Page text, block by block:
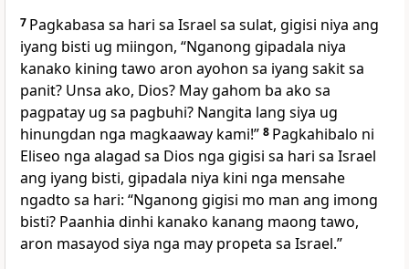
7 Pagkabasa sa hari sa Israel sa sulat, gigisi niya ang
iyang bisti ug miingon, “Nganong gipadala niya
kanako kining tawo aron ayohon sa iyang sakit sa
panit? Unsa ako, Dios? May gahom ba ako sa
pagpatay ug sa pagbuhi? Nangita lang siya ug
hinungdan nga magkaaway kami!” 8 Pagkahibalo ni
Eliseo nga alagad sa Dios nga gigisi sa hari sa Israel
ang iyang bisti, gipadala niya kini nga mensahe
ngadto sa hari: “Nganong gigisi mo man ang imong
bisti? Paanhia dinhi kanako kanang maong tawo,
aron masayod siya nga may propeta sa Israel.”